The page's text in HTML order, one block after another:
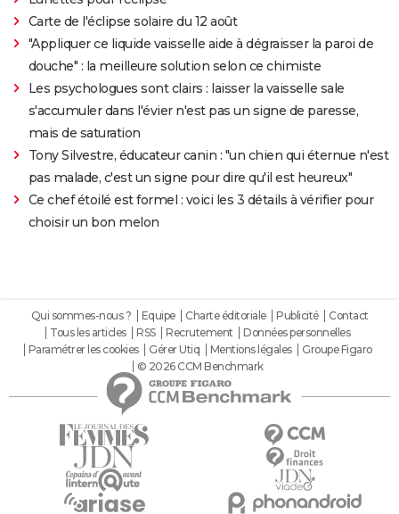
Carte de l'éclipse solaire du 12 août
"Appliquer ce liquide vaisselle aide à dégraisser la paroi de
douche" : la meilleure solution selon ce chimiste
Les psychologues sont clairs : laisser la vaisselle sale
s'accumuler dans l'évier n'est pas un signe de paresse,
mais de saturation
Tony Silvestre, éducateur canin : "un chien qui éternue n'est
pas malade, c'est un signe pour dire qu'il est heureux"
Ce chef étoilé est formel : voici les 3 détails à vérifier pour
choisir un bon melon
Qui sommes-nous ? Equipe Charte éditoriale Publicité
Contact
Tous les articles
RSS Recrutement
Données personnelles
Paramétrer les cookies
Gérer Utiq Mentions légales
Groupe Figaro
© 2026 CCM Benchmark